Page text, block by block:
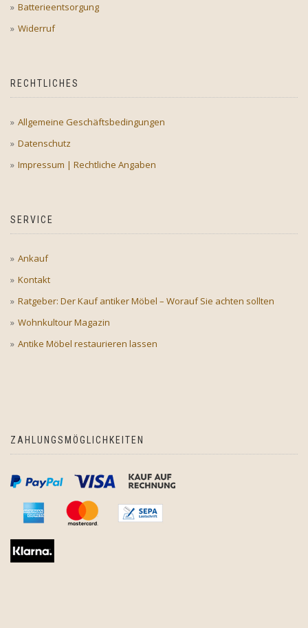
Batterieentsorgung
Widerruf
RECHTLICHES
Allgemeine Geschäftsbedingungen
Datenschutz
Impressum | Rechtliche Angaben
SERVICE
Ankauf
Kontakt
Ratgeber: Der Kauf antiker Möbel – Worauf Sie achten sollten
Wohnkultour Magazin
Antike Möbel restaurieren lassen
ZAHLUNGSMÖGLICHKEITEN